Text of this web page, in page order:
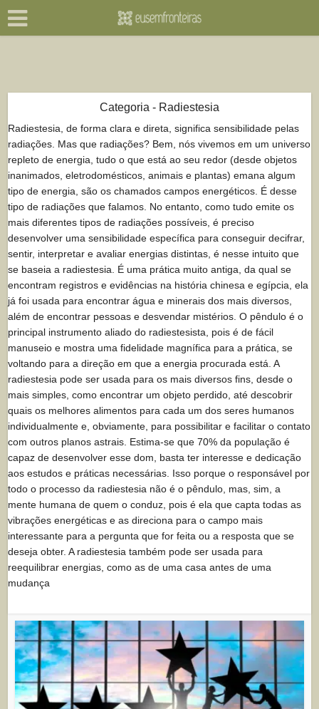
Categoria - Radiestesia
Radiestesia, de forma clara e direta, significa sensibilidade pelas
radiações. Mas que radiações? Bem, nós vivemos em um universo
repleto de energia, tudo o que está ao seu redor (desde objetos
inanimados, eletrodomésticos, animais e plantas) emana algum
tipo de energia, são os chamados campos energéticos. É desse
tipo de radiações que falamos. No entanto, como tudo emite os
mais diferentes tipos de radiações possíveis, é preciso
desenvolver uma sensibilidade específica para conseguir decifrar,
sentir, interpretar e avaliar energias distintas, é nesse intuito que
se baseia a radiestesia. É uma prática muito antiga, da qual se
encontram registros e evidências na história chinesa e egípcia, ela
já foi usada para encontrar água e minerais dos mais diversos,
além de encontrar pessoas e desvendar mistérios. O pêndulo é o
principal instrumento aliado do radiestesista, pois é de fácil
manuseio e mostra uma fidelidade magnífica para a prática, se
voltando para a direção em que a energia procurada está. A
radiestesia pode ser usada para os mais diversos fins, desde o
mais simples, como encontrar um objeto perdido, até descobrir
quais os melhores alimentos para cada um dos seres humanos
individualmente e, obviamente, para possibilitar e facilitar o contato
com outros planos astrais. Estima-se que 70% da população é
capaz de desenvolver esse dom, basta ter interesse e dedicação
aos estudos e práticas necessárias. Isso porque o responsável por
todo o processo da radiestesia não é o pêndulo, mas, sim, a
mente humana de quem o conduz, pois é ela que capta todas as
vibrações energéticas e as direciona para o campo mais
interessante para a pergunta que for feita ou a resposta que se
deseja obter. A radiestesia também pode ser usada para
reequilibrar energias, como as de uma casa antes de uma
mudança